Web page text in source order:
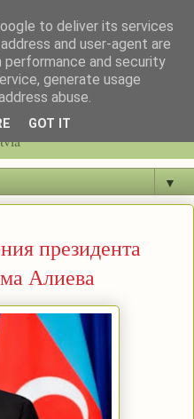
азербайджанцев
▼
президента
Алиева
to deliver its services
and user-agent are
performance and security
generate usage
abuse.
GOT IT